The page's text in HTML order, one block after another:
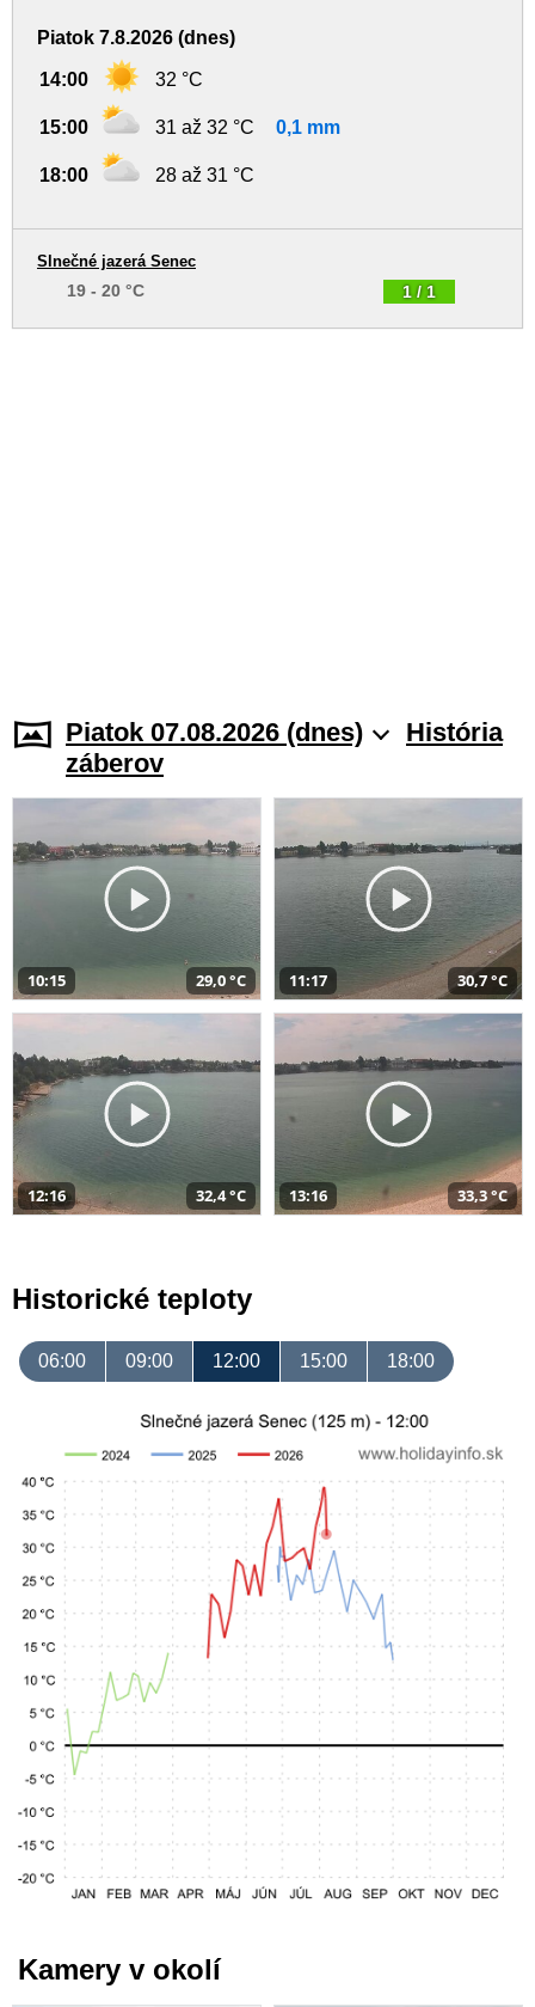
Piatok 7.8.2026 (dnes)
14:00 32 °C
15:00 31 až 32 °C 0,1 mm
18:00 28 až 31 °C
1 / 1
Slnečné jazerá Senec
19 - 20 °C
Piatok 07.08.2026 (dnes)
História
záberov
10:15 29,0 °C 11:17 30,7 °C
12:16 32,4 °C 13:16 33,3 °C
Historické teploty
06:00 09:00 12:00 15:00 18:00
Kamery v okolí